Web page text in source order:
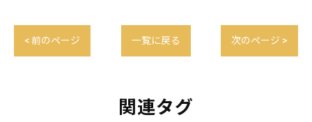
< 前のページ 一覧に戻る 次のページ >
関連タグ